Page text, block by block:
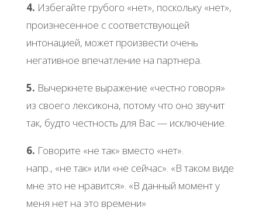
4. Избегайте грубого «нет», поскольку «нет»,
произнесенное с соответствующей
интонацией, может произвести очень
негативное впечатление на партнера.
5. Вычеркнете выражение «честно говоря»
из своего лексикона, потому что оно звучит
так, будто честность для Вас — исключение.
6. Говорите «не так» вместо «нет».
напр., «не так» или «не сейчас». «В таком виде
мне это не нравится». «В данный момент у
меня нет на это времени»